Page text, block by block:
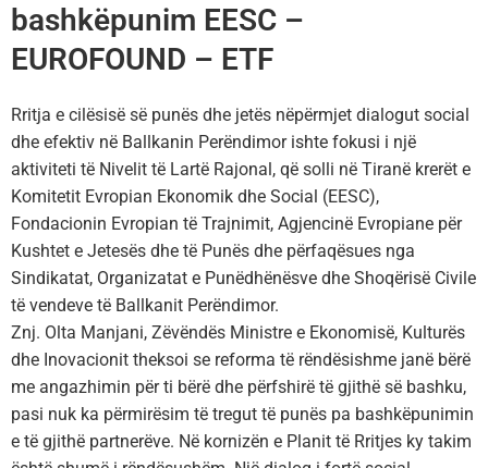
bashkëpunim EESC –
EUROFOUND – ETF
Rritja e cilësisë së punës dhe jetës nëpërmjet dialogut social
dhe efektiv në Ballkanin Perëndimor ishte fokusi i një
aktiviteti të Nivelit të Lartë Rajonal, që solli në Tiranë krerët e
Komitetit Evropian Ekonomik dhe Social (EESC),
Fondacionin Evropian të Trajnimit, Agjencinë Evropiane për
Kushtet e Jetesës dhe të Punës dhe përfaqësues nga
Sindikatat, Organizatat e Punëdhënësve dhe Shoqërisë Civile
të vendeve të Ballkanit Perëndimor.
Znj. Olta Manjani, Zëvëndës Ministre e Ekonomisë, Kulturës
dhe Inovacionit theksoi se reforma të rëndësishme janë bërë
me angazhimin për ti bërë dhe përfshirë të gjithë së bashku,
pasi nuk ka përmirësim të tregut të punës pa bashkëpunimin
e të gjithë partnerëve. Në kornizën e Planit të Rritjes ky takim